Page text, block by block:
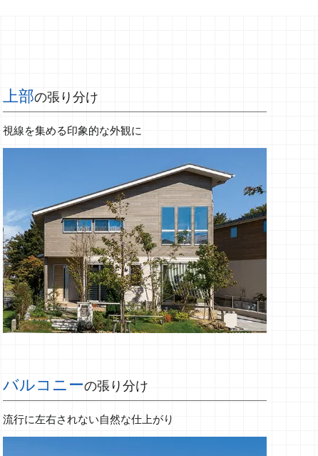
上部の張り分け
視線を集める印象的な外観に
バルコニーの張り分け
流行に左右されない自然な仕上がり